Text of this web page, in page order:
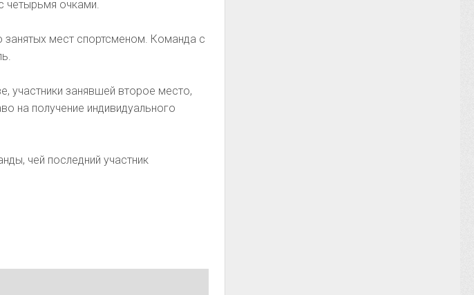
четырьмя очками.
мест спортсменом. Команда с
участники занявшей второе место,
на получение индивидуального
чей последний участник